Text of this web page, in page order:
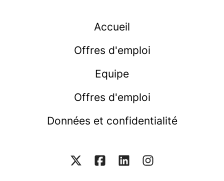
Accueil
Offres d'emploi
Equipe
Offres d'emploi
Données et confidentialité